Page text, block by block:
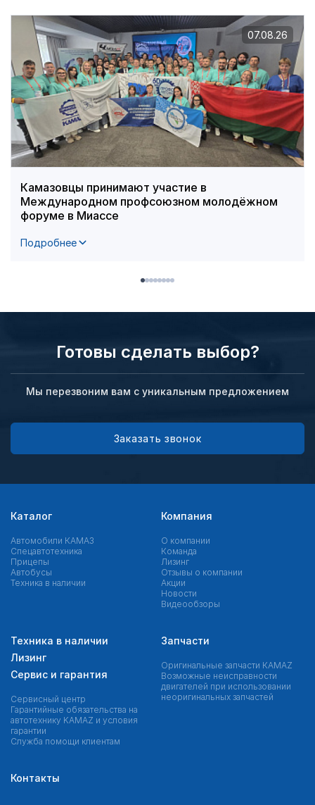
Камазовцы принимают участие в
Международном профсоюзном молодёжном
форуме в Миассе
Подробнее
07.08.26
Готовы сделать выбор?
Мы перезвоним вам с уникальным предложением
Заказать звонок
Каталог
Автомобили КАМАЗ
Спецавтотехника
Прицепы
Автобусы
Техника в наличии
Компания
О компании
Команда
Лизинг
Отзывы о компании
Акции
Новости
Видеообзоры
Техника в наличии
Лизинг
Сервис и гарантия
Сервисный центр
Гарантийные обязательства на
автотехнику KAMAZ и условия
гарантии
Служба помощи клиентам
Запчасти
Оригинальные запчасти КAMAZ
Возможные неисправности
двигателей при использовании
неоригинальных запчастей
Контакты